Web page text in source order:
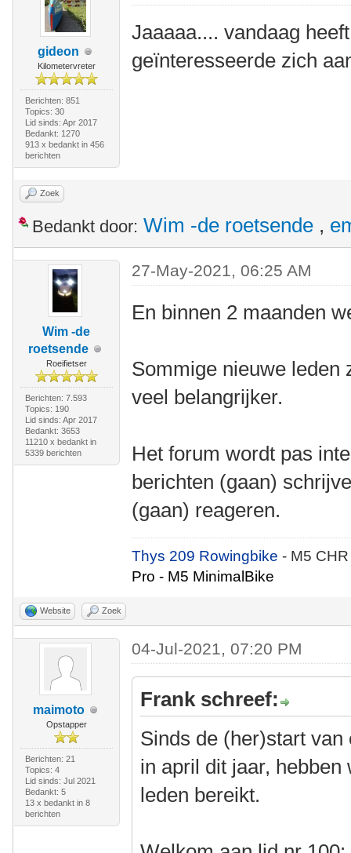
gideon
Kilometervreter
Berichten: 851
Topics: 30
Lid sinds: Apr 2017
Bedankt: 1270
913 x bedankt in 456
berichten
Jaaaaa.... vandaag
geïnteresseerde zich
Zoek
Bedankt door: Wim -de roetsende ,
Wim -de
roetsende
Roeifietser
Berichten: 7.593
Topics: 190
Lid sinds: Apr 2017
Bedankt: 3653
11210 x bedankt in
5339 berichten
27-May-2021, 06:25 AM
En binnen 2 maanden
Sommige nieuwe leden
veel belangrijker.
Het forum wordt pas
berichten (gaan)
(gaan) reageren.
Thys 209 Rowingbike- M5
Pro - M5 MinimalBike
Website Zoek
maimoto
Opstapper
Berichten: 21
Topics: 4
Lid sinds: Jul 2021
Bedankt: 5
13 x bedankt in 8
berichten
04-Jul-2021, 07:20 PM
Frank schreef:
Sinds de (her)start
in april dit jaar, hebben
leden bereikt.